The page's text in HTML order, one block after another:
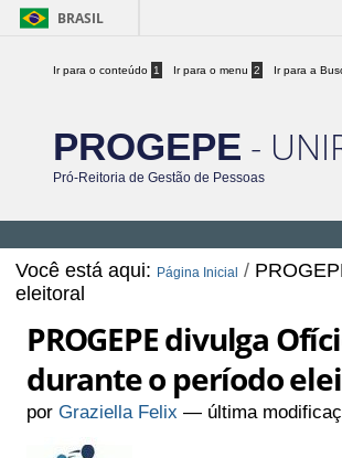
BRASIL
Ir para o conteúdo 1 Ir para o menu 2 Ir para a
PROGEPE -
Pró-Reitoria de Gestão de Pessoas
Você está aqui: Página Inicial /
eleitoral
PROGEPE divulga
durante o período
porGraziella Felix — última